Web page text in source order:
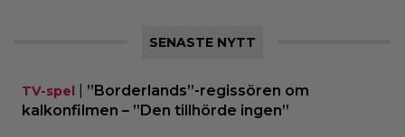
SENASTE NYTT
TV-spel
”Borderlands”-regissören om
kalkonfilmen – ”Den tillhörde ingen”